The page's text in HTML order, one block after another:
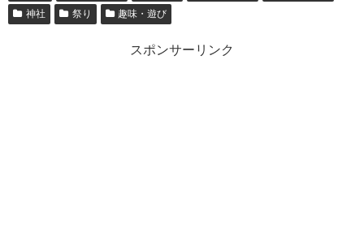
神社
祭り 趣味・遊び
スポンサーリンク